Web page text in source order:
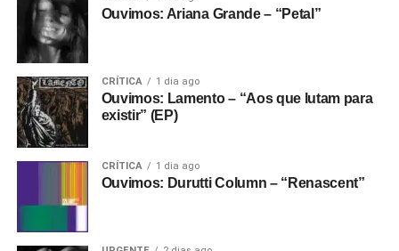
Ouvimos: Ariana Grande – “Petal”
CRÍTICA 1 dia ago
Ouvimos: Lamento – “Aos que lutam para
existir” (EP)
CRÍTICA 1 dia ago
Ouvimos: Durutti Column – “Renascent”